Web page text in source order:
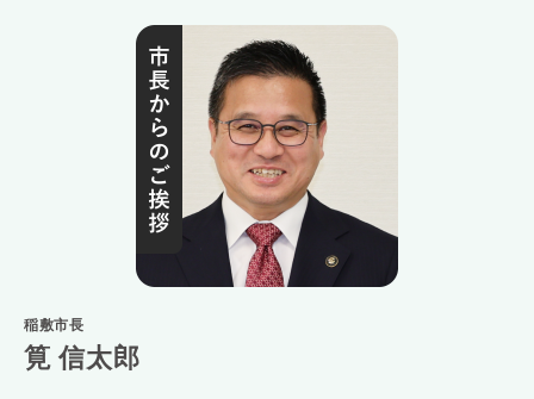
稲敷市長
筧 信太郎